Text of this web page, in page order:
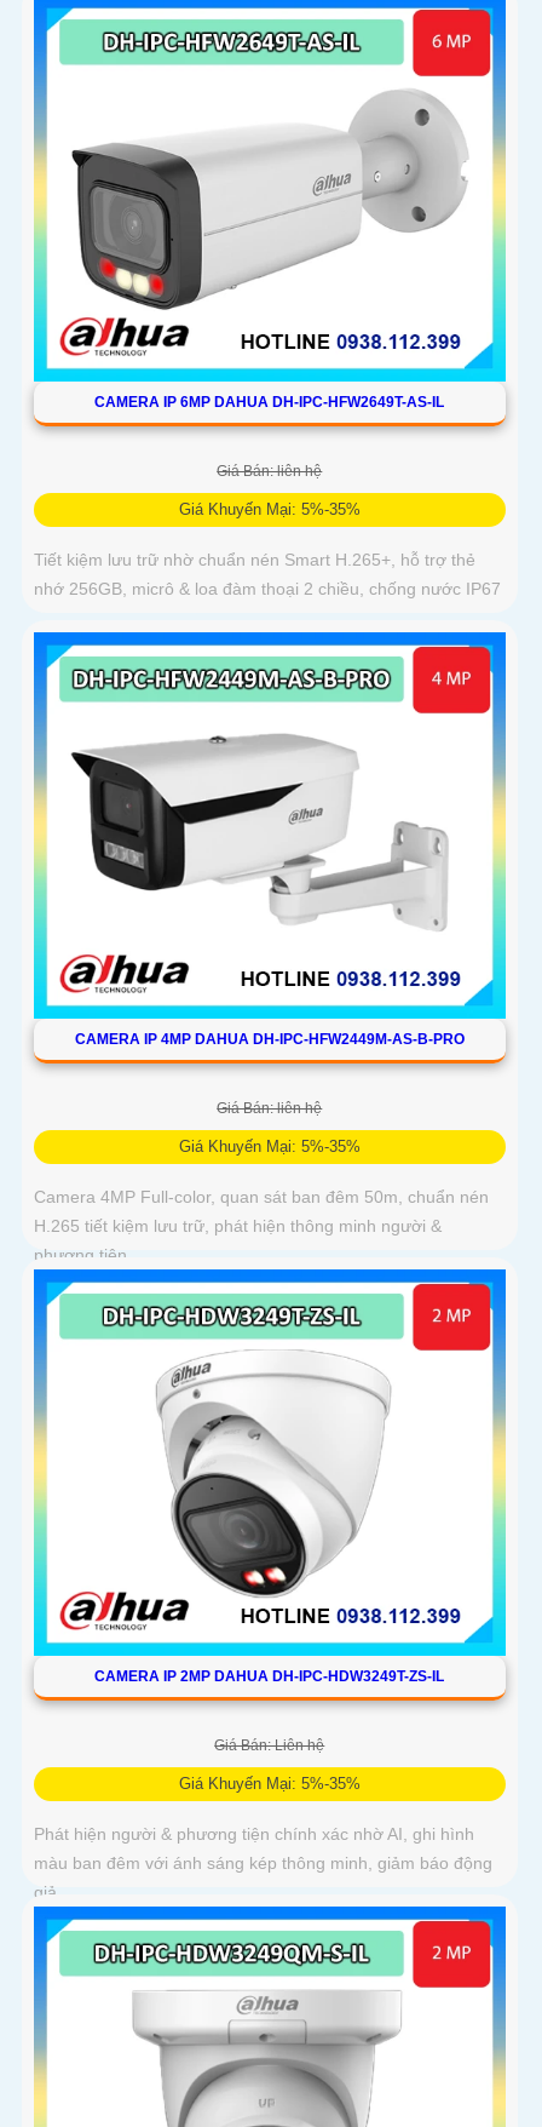
CAMERA IP 6MP DAHUA DH-IPC-HFW2649T-AS-IL
Giá Bán: liên hệ
Giá Khuyến Mại: 5%-35%
Tiết kiệm lưu trữ nhờ chuẩn nén Smart H.265+, hỗ trợ thẻ
nhớ 256GB, micrô & loa đàm thoại 2 chiều, chống nước IP67
CAMERA IP 4MP DAHUA DH-IPC-HFW2449M-AS-B-PRO
Giá Bán: liên hệ
Giá Khuyến Mại: 5%-35%
Camera 4MP Full-color, quan sát ban đêm 50m, chuẩn nén
H.265 tiết kiệm lưu trữ, phát hiện thông minh người &
phương tiện
CAMERA IP 2MP DAHUA DH-IPC-HDW3249T-ZS-IL
Giá Bán: Liên hệ
Giá Khuyến Mại: 5%-35%
Phát hiện người & phương tiện chính xác nhờ AI, ghi hình
màu ban đêm với ánh sáng kép thông minh, giảm báo động
giả